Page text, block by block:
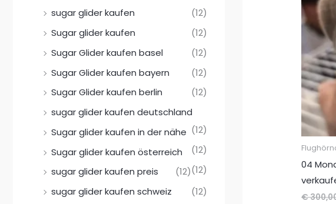
sugar glider kaufen
(12)
Sugar glider kaufen
(12)
Sugar Glider kaufen basel
(12)
Sugar Glider kaufen bayern
(12)
Sugar Glider kaufen berlin
(12)
sugar glider kaufen deutschland
(12)
Sugar glider kaufen in der nähe
(12)
Sugar glider kaufen österreich
(12)
sugar glider kaufen preis
(12)
sugar glider kaufen schweiz
(12)
04
€